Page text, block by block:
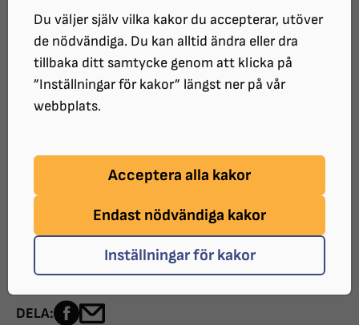
Du väljer själv vilka kakor du accepterar, utöver
de nödvändiga. Du kan alltid ändra eller dra
tillbaka ditt samtycke genom att klicka på
”Inställningar för kakor” längst ner på vår
webbplats.
Acceptera alla kakor
Endast nödvändiga kakor
Inställningar för kakor
kontot som du angivit på din ansökan. Om du inte
skickar in kvitto/underlag för ditt inköp skall hela
summan återbetalas till bankgiro 5301-2274
(Synskadades Stiftelse Skåne). Om summan på
kvitto/underlag är mindre än summan du har fått
från SSS ska du återbetala mellanskillnaden.
För den som inte har redovisat sina inköp eller
kostnader för gjord aktivitet inom tre månader från
köpet eller den gjorda aktiviteten kommer bidrag vid
ny ansökan inte att beviljas.
UPPDATERAT:2024-10-15
DELA: Dela sidan på Facebook